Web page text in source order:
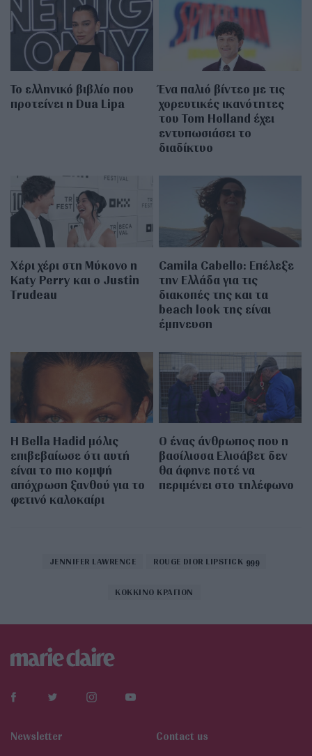
Το ελληνικό βιβλίο που
προτείνει η Dua Lipa
Ένα παλιό βίντεο με τις
χορευτικές ικανότητες
του Tom Holland έχει
εντυπωσιάσει το
διαδίκτυο
Χέρι χέρι στη Μύκονο η
Katy Perry και ο Justin
Trudeau
Camila Cabello: Επέλεξε
την Ελλάδα για τις
διακοπές της και τα
beach look της είναι
έμπνευση
Η Bella Hadid μόλις
επιβεβαίωσε ότι αυτή
είναι το πιο κομψή
απόχρωση ξανθού για το
φετινό καλοκαίρι
Ο ένας άνθρωπος που η
βασίλισσα Ελισάβετ δεν
θα άφηνε ποτέ να
περιμένει στο τηλέφωνο
JENNIFER LAWRENCE ROUGE DIOR LIPSTICK 999
ΚΟΚΚΙΝΟ ΚΡΑΓΙΟΝ
Newsletter Contact us